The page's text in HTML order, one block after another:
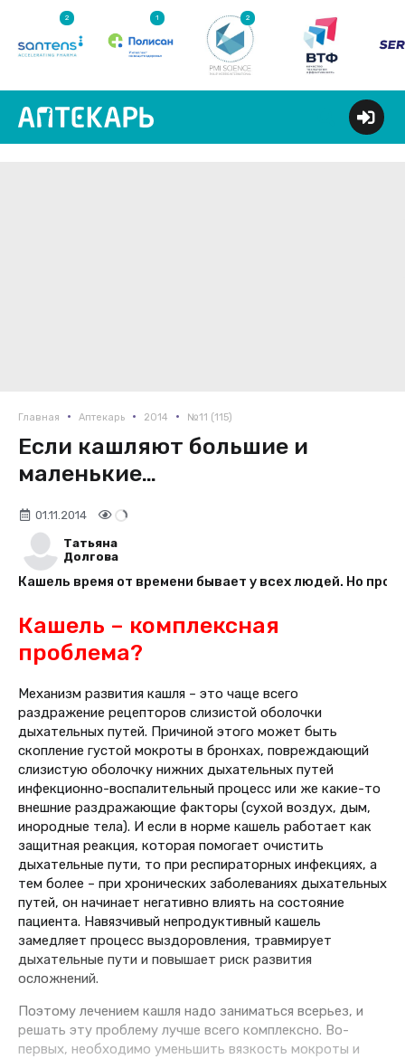
2 1 2
Главная • Аптекарь • 2014 • №11 (115)
Если кашляют большие и
маленькие…
01.11.2014
Татьяна
Долгова
Кашель время от времени бывает у всех людей. Но
Кашель – комплексная
проблема?
Механизм развития кашля – это чаще всего
раздражение рецепторов слизистой оболочки
дыхательных путей. Причиной этого может быть
скопление густой мокроты в бронхах, повреждающий
слизистую оболочку нижних дыхательных путей
инфекционно-воспалительный процесс или же какие-то
внешние раздражающие факторы (сухой воздух, дым,
инородные тела). И если в норме кашель работает как
защитная реакция, которая помогает очистить
дыхательные пути, то при респираторных инфекциях, а
тем более – при хронических заболеваниях дыхательных
путей, он начинает негативно влиять на состояние
пациента. Навязчивый непродуктивный кашель
замедляет процесс выздоровления, травмирует
дыхательные пути и повышает риск развития
осложнений.
Поэтому лечением кашля надо заниматься всерьез, и
решать эту проблему лучше всего комплексно. Во-
первых, необходимо уменьшить вязкость мокроты и